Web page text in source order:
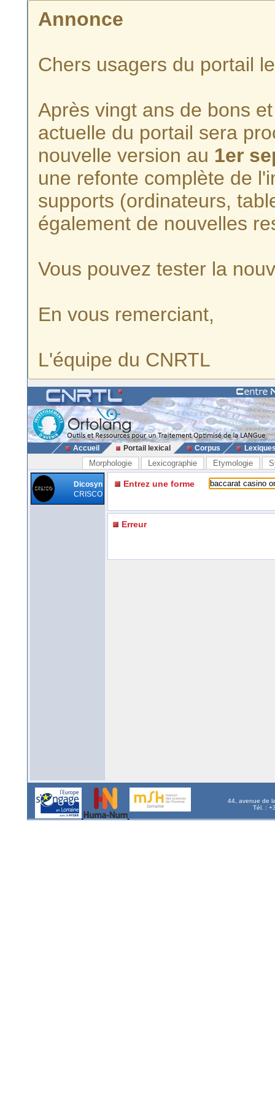
Annonce
Chers usagers du portail
Après vingt ans de bons
actuelle du portail sera
nouvelle version au 1er
une refonte complète de
supports (ordinateurs,
également de nouvelles
Vous pouvez tester la
En vous remerciant,
L'équipe du CNRTL
Accueil Portail lexical Corpus
Morphologie Lexicographie Etymologie
Dicosyn
CRISCO
Entrez une forme
Erreur
44, avenue de
Tél. :